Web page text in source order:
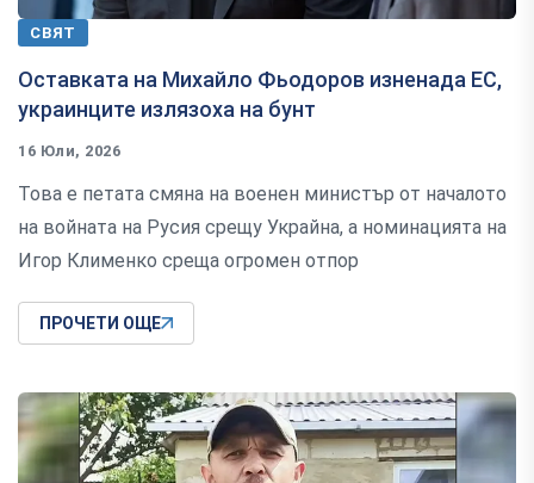
СВЯТ
Оставката на Михайло Фьодоров изненада ЕС,
украинците излязоха на бунт
16 Юли, 2026
Това е петата смяна на военен министър от началото
на войната на Русия срещу Украйна, а номинацията на
Игор Клименко среща огромен отпор
ПРОЧЕТИ ОЩЕ